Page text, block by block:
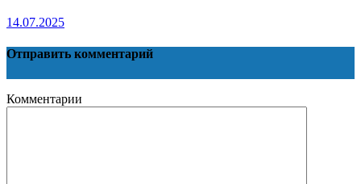
14.07.2025
Отправить комментарий
Комментарии